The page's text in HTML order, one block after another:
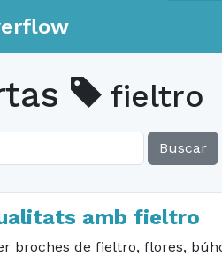
fieltro
Buscar
amb fieltro
broches de fieltro, flores,